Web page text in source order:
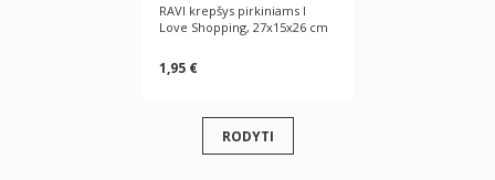
RAVI krepšys pirkiniams I
Love Shopping, 27x15x26 cm
1,95 €
RODYTI